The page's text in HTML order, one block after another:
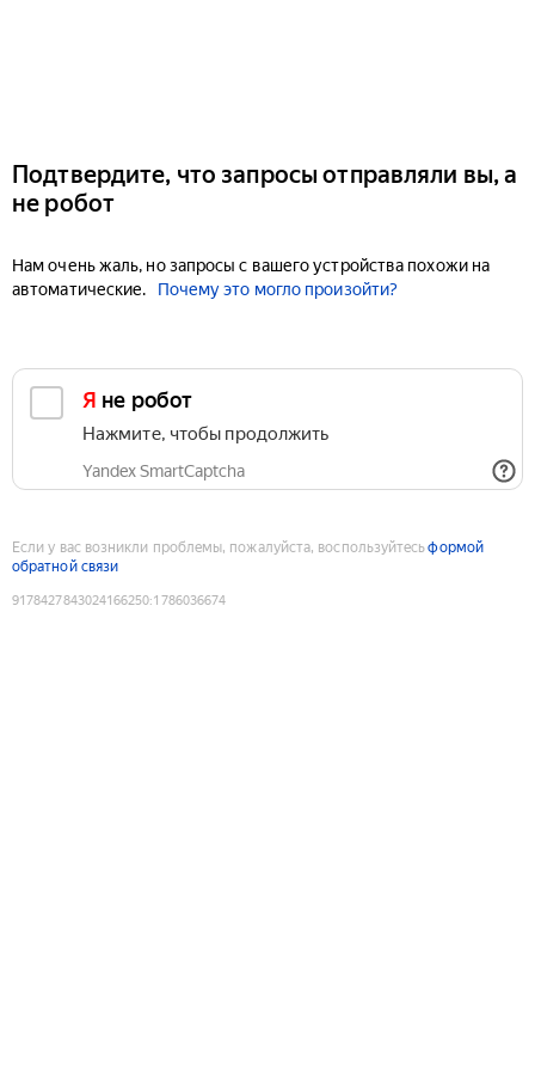
Подтвердите, что запросы отправляли вы, а
не робот
Нам очень жаль, но запросы с вашего устройства похожи на
автоматические.
Почему это могло произойти?
Я не робот
Нажмите, чтобы продолжить
Yandex SmartCaptcha
Если у вас возникли проблемы, пожалуйста, воспользуйтесьформой
обратной связи
9178427843024166250:1786036674